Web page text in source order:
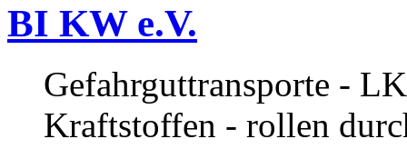
BI KW e.V.
Gefahrguttransporte -
Kraftstoffen - rollen